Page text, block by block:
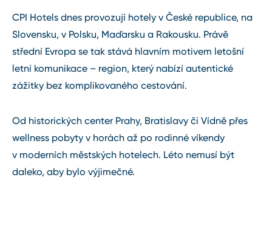
CPI Hotels dnes provozují hotely v České republice, na
Slovensku, v Polsku, Maďarsku a Rakousku. Právě
střední Evropa se tak stává hlavním motivem letošní
letní komunikace – region, který nabízí autentické
zážitky bez komplikovaného cestování.
Od historických center Prahy, Bratislavy či Vídně přes
wellness pobyty v horách až po rodinné víkendy
v moderních městských hotelech. Léto nemusí být
daleko, aby bylo výjimečné.